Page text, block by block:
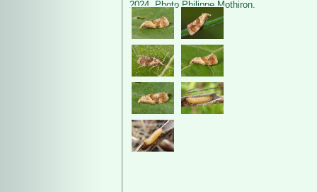
2024. Photo Philippe Mothiron.